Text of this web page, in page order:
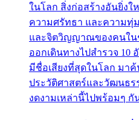
ในโลก สิ่งก่อสร้างอันยิ่งใ
ความศรัทธา และความทุ่
และจิตวิญญาณของคนใน
ออกเดินทางไปสำรวจ
มีชื่อเสียงที่สุดในโลก มา
ประวัติศาสตร์และวัฒนธร
งดงามเหล่านี้ไปพร้อมๆ กั